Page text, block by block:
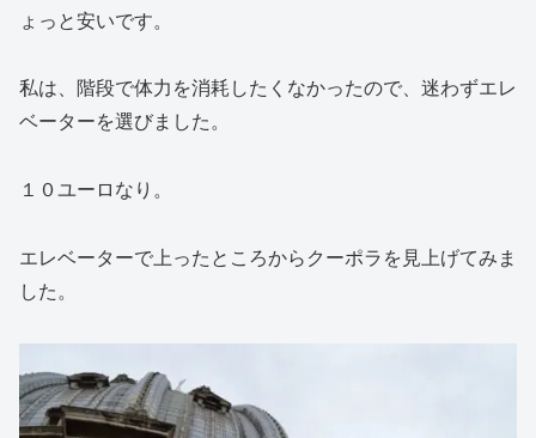
ょっと安いです。
私は、階段で体力を消耗したくなかったので、迷わずエレ
ベーターを選びました。
１０ユーロなり。
エレベーターで上ったところからクーポラを見上げてみま
した。